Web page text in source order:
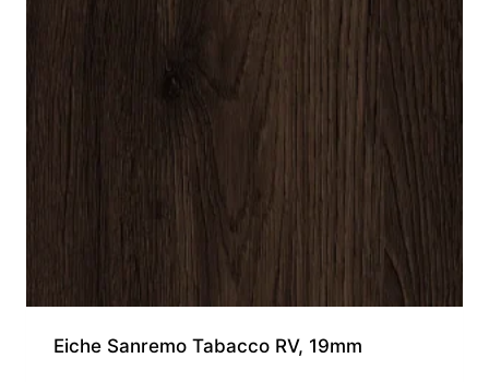
Eiche Sanremo Tabacco RV, 19mm